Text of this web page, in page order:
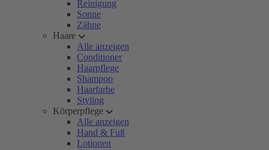
Reinigung
Sonne
Zähne
Haare
Alle anzeigen
Conditioner
Haarpflege
Shampoo
Haarfarbe
Styling
Körperpflege
Alle anzeigen
Hand & Fuß
Lotionen